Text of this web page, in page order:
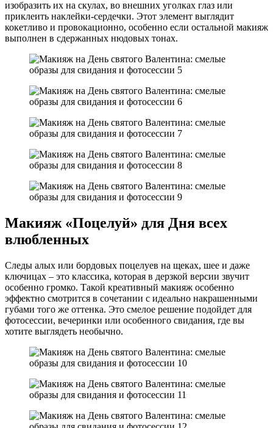
изобразить их на скулах, во внешних уголках глаз или
приклеить наклейки-сердечки. Этот элемент выглядит
кокетливо и провокационно, особенно если остальной макияж
выполнен в сдержанных нюдовых тонах.
Макияж «Поцелуй» для Дня всех
влюбленных
Следы алых или бордовых поцелуев на щеках, шее и даже
ключицах – это классика, которая в дерзкой версии звучит
особенно громко. Такой креативный макияж особенно
эффектно смотрится в сочетании с идеально накрашенными
губами того же оттенка. Это смелое решение подойдет для
фотосессии, вечеринки или особенного свидания, где вы
хотите выглядеть необычно.